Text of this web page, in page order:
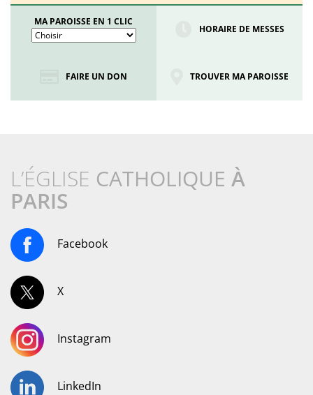
MA PAROISSE EN 1 CLIC
HORAIRE DE MESSES
FAIRE UN DON TROUVER MA PAROISSE
L’ÉGLISE CATHOLIQUE À
PARIS
Facebook
X
Instagram
LinkedIn